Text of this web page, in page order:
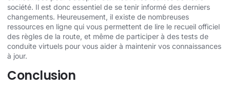
société. Il est donc essentiel de se tenir informé des derniers
changements. Heureusement, il existe de nombreuses
ressources en ligne qui vous permettent de lire le recueil officiel
des règles de la route, et même de participer à des tests de
conduite virtuels pour vous aider à maintenir vos connaissances
à jour.
Conclusion